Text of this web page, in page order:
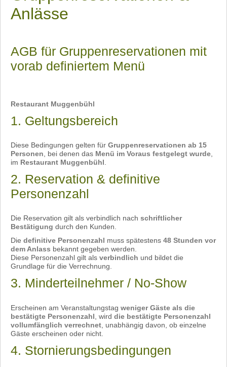
Anlässe
AGB für Gruppenreservationen mit
vorab definiertem Menü
Restaurant Muggenbühl
1. Geltungsbereich
Diese Bedingungen gelten für Gruppenreservationen ab 15
Personen, bei denen das Menü im Voraus festgelegt wurde,
im Restaurant Muggenbühl.
2. Reservation & definitive
Personenzahl
Die Reservation gilt als verbindlich nach schriftlicher
Bestätigung durch den Kunden.
Die definitive Personenzahl muss spätestens 48 Stunden vor
dem Anlass bekannt gegeben werden.
Diese Personenzahl gilt als verbindlich und bildet die
Grundlage für die Verrechnung.
3. Minderteilnehmer / No-Show
Erscheinen am Veranstaltungstag weniger Gäste als die
bestätigte Personenzahl , wird die bestätigte Personenzahl
vollumfänglich verrechnet , unabhängig davon, ob einzelne
Gäste erscheinen oder nicht.
4. Stornierungsbedingungen